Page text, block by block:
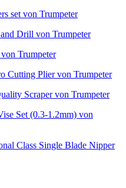
set von Trumpeter
Drill von Trumpeter
Trumpeter
Cutting Plier von Trumpeter
Scraper von Trumpeter
Set (0.3-1.2mm) von
Class Single Blade Nipper